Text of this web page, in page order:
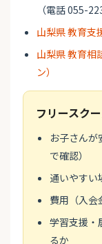
（電話 055-
山梨県 教育支
山梨県 教育相
ン）
フリースク
お子さん
で確認）
通いやすい
費用（入会
学習支援・
るか